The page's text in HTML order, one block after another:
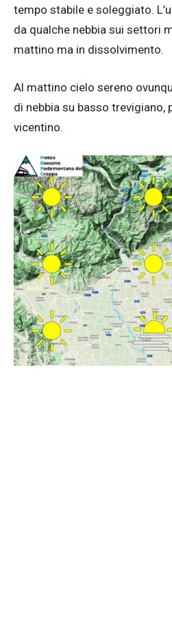
tempo stabile e soleggiato.
da qualche nebbia sui settori
mattino ma in dissolvimento.
Al mattino cielo sereno
di nebbia su basso trevigiano,
vicentino.